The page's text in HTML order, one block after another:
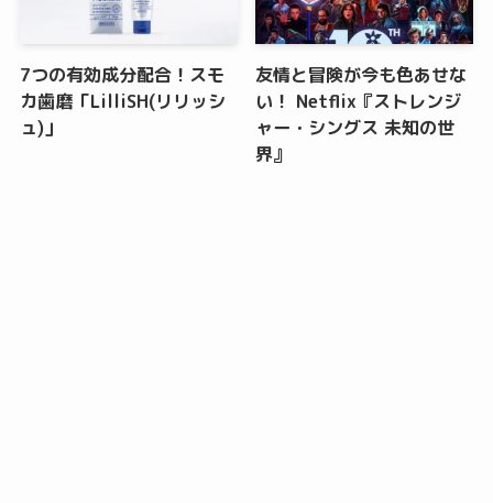
7つの有効成分配合！スモ
カ歯磨「LilliSH(リリッシ
ュ)」
友情と冒険が今も色あせな
い！ Netflix『ストレンジ
ャー・シングス 未知の世
界』